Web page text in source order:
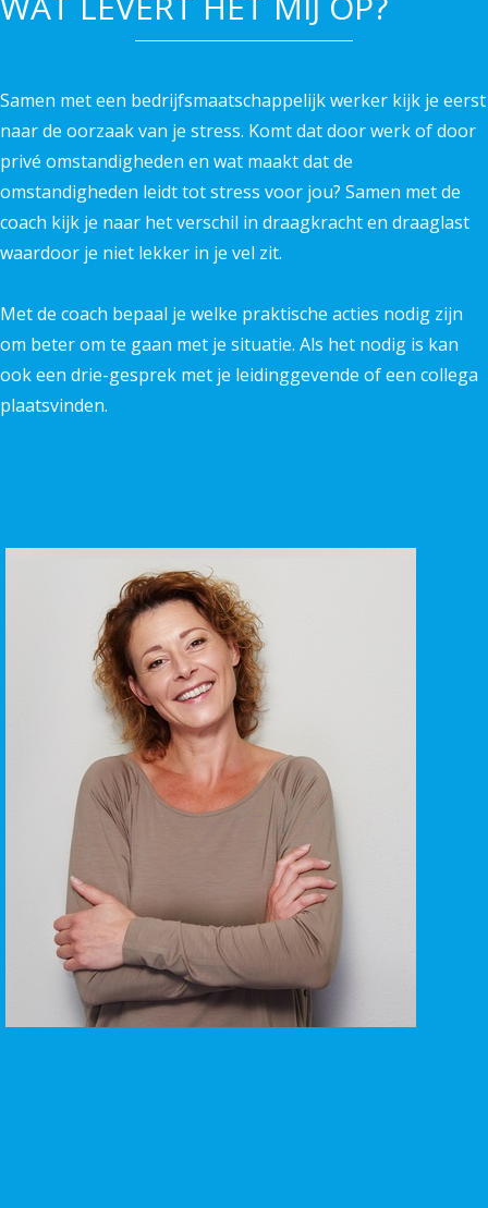
Samen met een bedrijfsmaatschappelijk werker kijk je eerst
naar de oorzaak van je stress. Komt dat door werk of door
privé omstandigheden en wat maakt dat de
omstandigheden leidt tot stress voor jou? Samen met de
coach kijk je naar het verschil in draagkracht en draaglast
waardoor je niet lekker in je vel zit.
Met de coach bepaal je welke praktische acties nodig zijn
om beter om te gaan met je situatie. Als het nodig is kan
ook een drie-gesprek met je leidinggevende of een collega
plaatsvinden.